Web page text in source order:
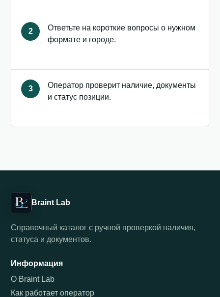
2
Ответьте на короткие вопросы о нужном
формате и городе.
3
Оператор проверит наличие, документы
и статус позиции.
Braint Lab
Справочный каталог с ручной проверкой наличия,
статуса и документов.
Информация
О Braint Lab
Как работает оператор